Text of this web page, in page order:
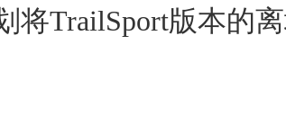
将TrailSport版本的